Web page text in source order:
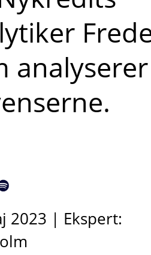
2023 | Ekspert: